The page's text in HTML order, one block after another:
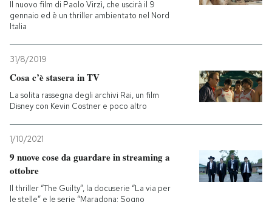
Il nuovo film di Paolo Virzì, che uscirà il 9
gennaio ed è un thriller ambientato nel Nord
Italia
31/8/2019
Cosa c’è stasera in TV
La solita rassegna degli archivi Rai, un film
Disney con Kevin Costner e poco altro
1/10/2021
9 nuove cose da guardare in streaming a
ottobre
Il thriller “The Guilty”, la docuserie “La via per
le stelle” e le serie “Maradona: Sogno